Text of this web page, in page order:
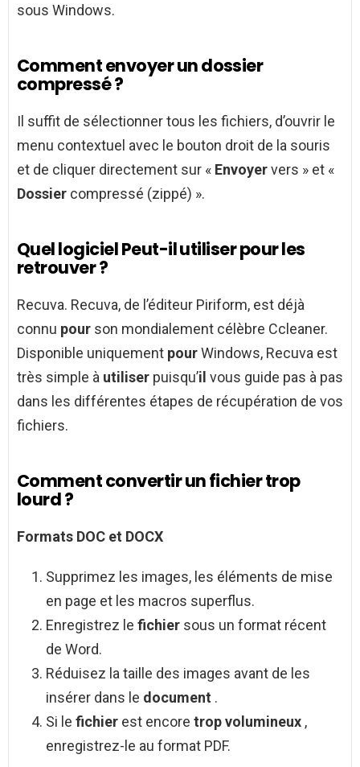
sous Windows.
Comment envoyer un dossier
compressé ?
Il suffit de sélectionner tous les fichiers, d’ouvrir le
menu contextuel avec le bouton droit de la souris
et de cliquer directement sur « Envoyervers » et «
Dossier compressé (zippé) ».
Quel logiciel Peut-il utiliser pour les
retrouver ?
Recuva. Recuva, de l’éditeur Piriform, est déjà
connu pour son mondialement célèbre Ccleaner.
Disponible uniquement pourWindows, Recuva est
très simple à utiliser puisqu’il vous guide pas à pas
dans les différentes étapes de récupération de vos
fichiers.
Comment convertir un fichier trop
lourd ?
Formats DOC et DOCX
Supprimez les images, les éléments de mise
en page et les macros superflus.
Enregistrez le fichier sous un format récent
de Word.
Réduisez la taille des images avant de les
insérer dans le document .
Si le fichier est encore trop volumineux ,
enregistrez-le au format PDF.